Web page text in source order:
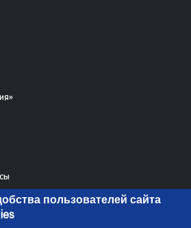
пользователей сайта